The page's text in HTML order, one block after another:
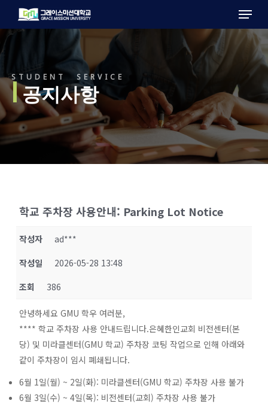
main
content
Menu
STUDENT SERVICE
l공지사항
학교 주차장 사용안내: Parking Lot Notice
작성자
ad***
작성일
2026-05-28 13:48
조회
386
안녕하세요 GMU 학우 여러분,
**** 학교 주차장 사용 안내드립니다.은혜한인교회 비전센터(본
당) 및 미라클센터(GMU 학교) 주차장 코팅 작업으로 인해 아래와
같이 주차장이 임시 폐쇄됩니다.
6월 1일(월) ~ 2일(화): 미라클센터(GMU 학교) 주차장 사용 불가
6월 3일(수) ~ 4일(목): 비전센터(교회) 주차장 사용 불가